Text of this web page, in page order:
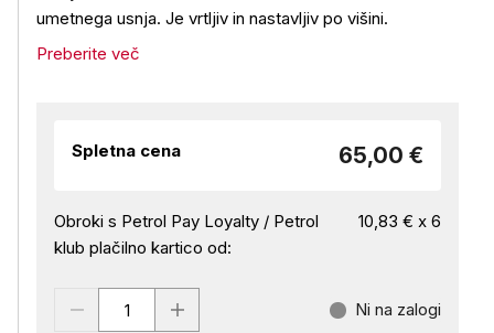
umetnega usnja. Je vrtljiv in nastavljiv po višini.
Preberite več
Spletna cena 65,00 €
Obroki s Petrol Pay Loyalty / Petrol
klub plačilno kartico od:
10,83 € x 6
Ni na zalogi